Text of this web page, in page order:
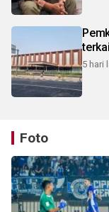
5 hari
Foto